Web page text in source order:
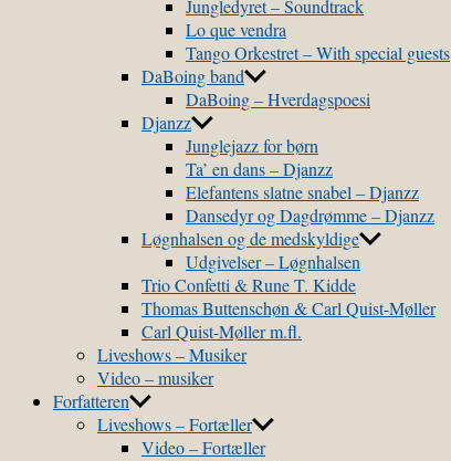
Jungledyret – Soundtrack
Lo que vendra
Tango Orkestret – With special guests
DaBoing band
DaBoing – Hverdagspoesi
Djanzz
Junglejazz for børn
Ta’ en dans – Djanzz
Elefantens slatne snabel – Djanzz
Dansedyr og Dagdrømme – Djanzz
Løgnhalsen og de medskyldige
Udgivelser – Løgnhalsen
Trio Confetti & Rune T. Kidde
Thomas Buttenschøn & Carl Quist-Møller
Carl Quist-Møller m.fl.
Liveshows – Musiker
Video – musiker
Forfatteren
Liveshows – Fortæller
Video – Fortæller